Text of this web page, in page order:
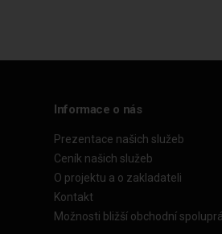
Informace o nás
Prezentace našich služeb
Ceník našich služeb
O projektu a o zakladateli
Kontakt
Možnosti bližší obchodní